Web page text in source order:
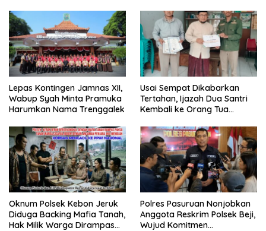
Disdagperin
Sholat Jumat
Lepas Kontingen Jamnas XII,
Wabup Syah Minta Pramuka
Harumkan Nama Trenggalek
Usai Sempat Dikabarkan
Tertahan, Ijazah Dua Santri
Kembali ke Orang Tua
Oknum Polsek Kebon Jeruk
Diduga Backing Mafia Tanah,
Hak Milik Warga Dirampas
Polres Pasuruan Nonjobkan
Anggota Reskrim Polsek Beji,
Wujud Komitmen